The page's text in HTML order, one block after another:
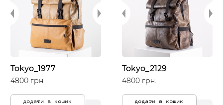
Tokyo_1977
4800 грн.
додати в кошик
Tokyo_2129
4800 грн.
додати в кошик